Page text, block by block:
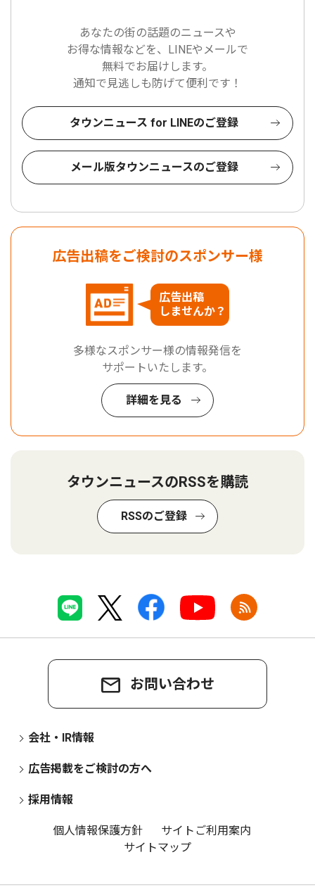
あなたの街の話題のニュースや
お得な情報などを、LINEやメールで
無料でお届けします。
通知で見逃しも防げて便利です！
タウンニュース for LINEのご登録
メール版タウンニュースのご登録
広告出稿をご検討のスポンサー様
広告出稿
しませんか？
多様なスポンサー様の情報発信を
サポートいたします。
詳細を見る
タウンニュースのRSSを購読
RSSのご登録
お問い合わせ
会社・IR情報
広告掲載をご検討の方へ
採用情報
個人情報保護方針
サイトご利用案内
サイトマップ